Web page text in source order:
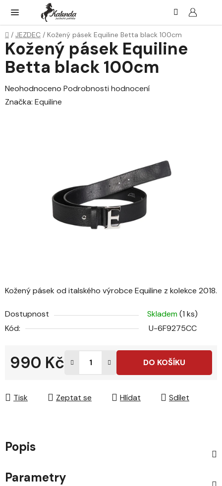
obsah
Domů
/ JEZDEC / Kožený pásek Equiline Betta black 100cm
Kožený pásek od italského výrobce Equiline z kolekce 2018.
Dostupnost Skladem(1 ks)
Kód:
U-6F9275CC
990 Kč DO KOŠÍKU
Tisk Zeptat se Hlídat Sdílet
Kožený pásek Equiline
Betta black 100cm
Průměrné
hodnocení
Neohodnoceno Podrobnosti hodnocení
Značka: Equiline
Popis
Parametry